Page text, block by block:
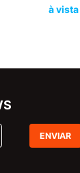
ENVIAR